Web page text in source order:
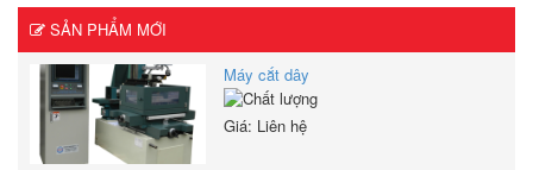
SẢN PHẨM MỚI
Máy cắt dây
Giá: Liên hệ